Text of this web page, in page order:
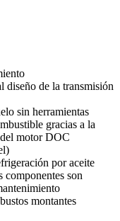
diseño de la transmisión
sin herramientas
gracias a la
motor DOC
por aceite
son
montantes